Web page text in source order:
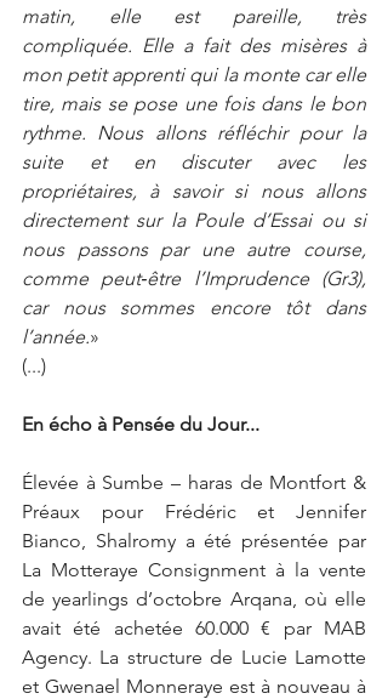
matin, elle est pareille, très
compliquée. Elle a fait des misères à
mon petit apprenti qui la monte car elle
tire, mais se pose une fois dans le bon
rythme. Nous allons réfléchir pour la
suite et en discuter avec les
propriétaires, à savoir si nous allons
directement sur la Poule d’Essai ou si
nous passons par une autre course,
comme peut‑être l’Imprudence (Gr3),
car nous sommes encore tôt dans
l’année.»
(...)
En écho à Pensée du Jour...
Élevée à Sumbe – haras de Montfort &
Préaux pour Frédéric et Jennifer
Bianco, Shalromy a été présentée par
La Motteraye Consignment à la vente
de yearlings d’octobre Arqana, où elle
avait été achetée 60.000 € par MAB
Agency. La structure de Lucie Lamotte
et Gwenael Monneraye est à nouveau à